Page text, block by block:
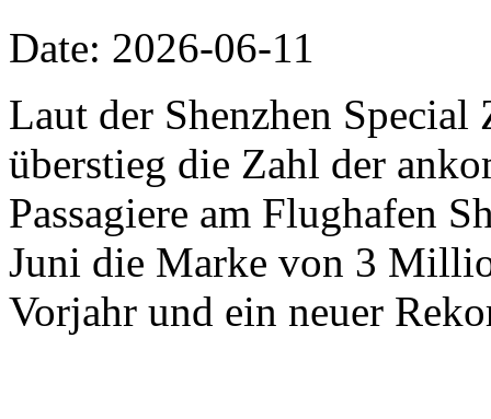
Date: 2026-06-11
Laut der Shenzhen
überstieg die Zahl der
Passagiere am Flughafen
Juni die Marke von 3
Vorjahr und ein neuer